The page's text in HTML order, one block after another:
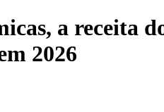
a receita
2026